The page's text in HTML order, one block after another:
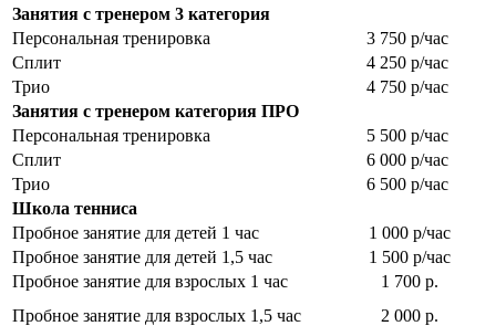
Занятия с тренером 3 категория
Персональная тренировка
3 750 р/час
Сплит
4 250 р/час
Трио
4 750 р/час
Занятия с тренером категория ПРО
Персональная тренировка
5 500 р/час
Сплит
6 000 р/час
Трио
6 500 р/час
Школа тенниса
Пробное занятие для детей 1 час
1 000 р/час
Пробное занятие для детей 1,5 час
1 500 р/час
Пробное занятие для взрослых 1 час
1 700 р.
Пробное занятие для взрослых 1,5 час
2 000 р.